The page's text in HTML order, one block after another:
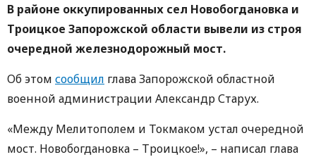
В районе оккупированных сел Новобогдановка и
Троицкое Запорожской области вывели из строя
очередной железнодорожный мост.
Об этом сообщил глава Запорожской областной
военной администрации Александр Старух.
«Между Мелитополем и Токмаком устал очередной
мост. Новобогдановка – Троицкое!», – написал глава